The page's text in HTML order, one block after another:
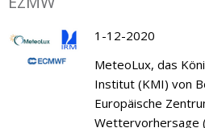
1-12-2020
MeteoLux, das
Institut (KMI) von
Europäische
Wettervorhersage